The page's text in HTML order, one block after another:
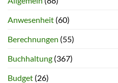
Anwesenheit (60)
Berechnungen (55)
Buchhaltung (367)
Budget (26)